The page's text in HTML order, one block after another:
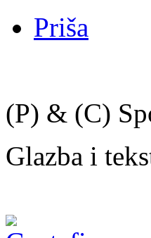
Priša
(P) & (C)
Glazba i